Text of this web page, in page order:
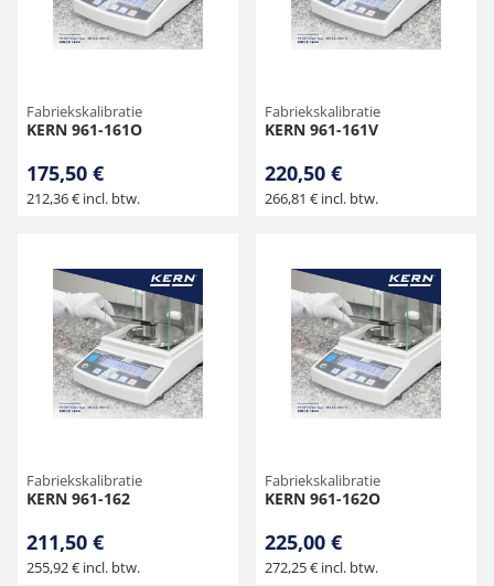
Fabriekskalibratie
KERN 961-161O
175,50 €
212,36 € incl. btw.
Fabriekskalibratie
KERN 961-161V
220,50 €
266,81 € incl. btw.
Fabriekskalibratie
KERN 961-162
211,50 €
255,92 € incl. btw.
Fabriekskalibratie
KERN 961-162O
225,00 €
272,25 € incl. btw.